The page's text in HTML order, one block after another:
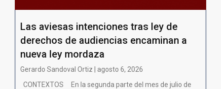
Las aviesas intenciones tras ley de
derechos de audiencias encaminan a
nueva ley mordaza
Gerardo Sandoval Ortiz | agosto 6, 2026
CONTEXTOS En la segunda parte del mes de julio de